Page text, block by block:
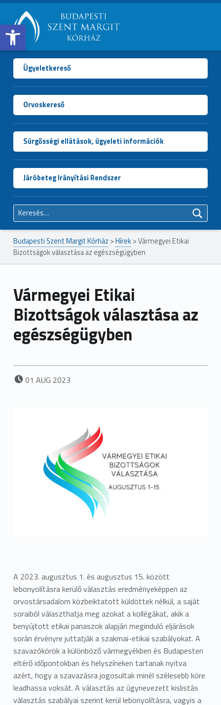
Open toolbar
BUDAPESTI
SZENT
MARGIT
KÓRHÁZ
Ügyeletkereső
Orvoskereső
Sürgősségi ellátások, ügyeleti információk
Járóbeteg Irányítási Rendszer
Keresés:
Budapesti Szent Margit Kórház >Hírek>Vármegyei Etikai
Bizottságok választása az egészségügyben
Vármegyei Etikai
Bizottságok választása az
egészségügyben
POSTED ON:
01 AUG 2023
A 2023. augusztus 1. és augusztus 15. között
lebonyolításra kerülő választás eredményeképpen az
orvostársadalom közbeiktatott küldöttek nélkül, a saját
soraiból választhatja meg azokat a kollégákat, akik a
benyújtott etikai panaszok alapján meginduló eljárások
során érvényre juttatják a szakmai-etikai szabályokat. A
szavazókörök a különböző vármegyékben és Budapesten
eltérő időpontokban és helyszíneken tartanak nyitva
azért, hogy a szavazásra jogosultak minél szélesebb köre
leadhassa voksát. A választás az úgynevezett kislistás
választás szabályai szerint kerül lebonyolításra, vagyis a